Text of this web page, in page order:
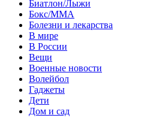
Биатлон/Лыжи
Бокс/MMA
Болезни и лекарства
В мире
В России
Вещи
Военные новости
Волейбол
Гаджеты
Дети
Дом и сад